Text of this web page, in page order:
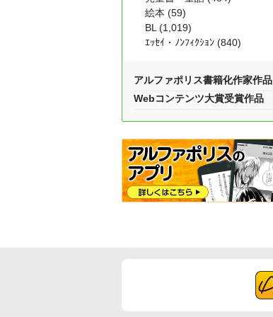
絵本 (59)
BL (1,019)
ｴｯｾｲ・ﾉﾝﾌｨｸｼｮﾝ (840)
アルファポリス書籍化作家作品
Webコンテンツ大賞受賞作品